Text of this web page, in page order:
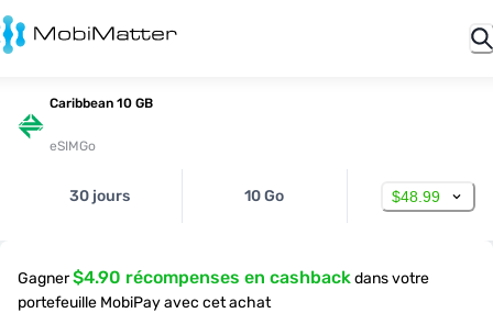
Caribbean 10 GB
eSIMGo
30 jours 10 Go $48.99
Gagner$4.90 récompenses en cashbackdans votre
portefeuille MobiPay avec cet achat